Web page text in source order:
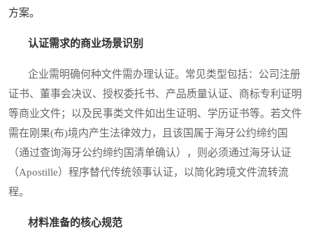
方案。
认证需求的商业场景识别
企业需明确何种文件需办理认证。常见类型包括：公司注册
证书、董事会决议、授权委托书、产品质量认证、商标专利证明
等商业文件；以及民事类文件如出生证明、学历证书等。若文件
需在刚果(布)境内产生法律效力，且该国属于海牙公约缔约国
（通过查询海牙公约缔约国清单确认），则必须通过海牙认证
（Apostille）程序替代传统领事认证，以简化跨境文件流转流
程。
材料准备的核心规范